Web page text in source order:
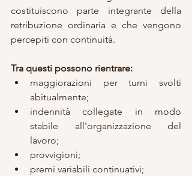
costituiscono parte integrante della
retribuzione ordinaria e che vengono
percepiti con continuità.
Tra questi possono rientrare:
maggiorazioni per turni svolti
abitualmente;
indennità collegate in modo
stabile all'organizzazione del
lavoro;
provvigioni;
premi variabili continuativi;